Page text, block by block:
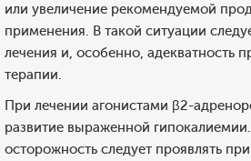
или увеличение рекомендуемой
применения. В такой ситуации
лечения и, особенно, адекватность
терапии.
При лечении агонистами β2-
развитие выраженной
осторожность следует проявлять